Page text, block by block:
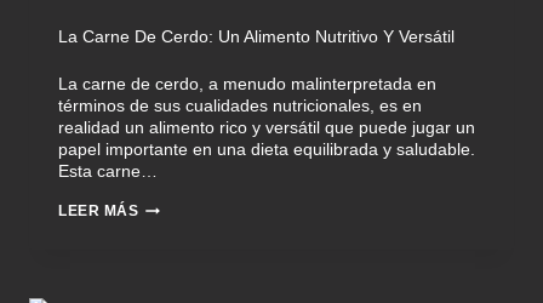
La Carne De Cerdo: Un Alimento Nutritivo Y Versátil
La carne de cerdo, a menudo malinterpretada en
términos de sus cualidades nutricionales, es en
realidad un alimento rico y versátil que puede jugar un
papel importante en una dieta equilibrada y saludable.
Esta carne…
LEER MÁS